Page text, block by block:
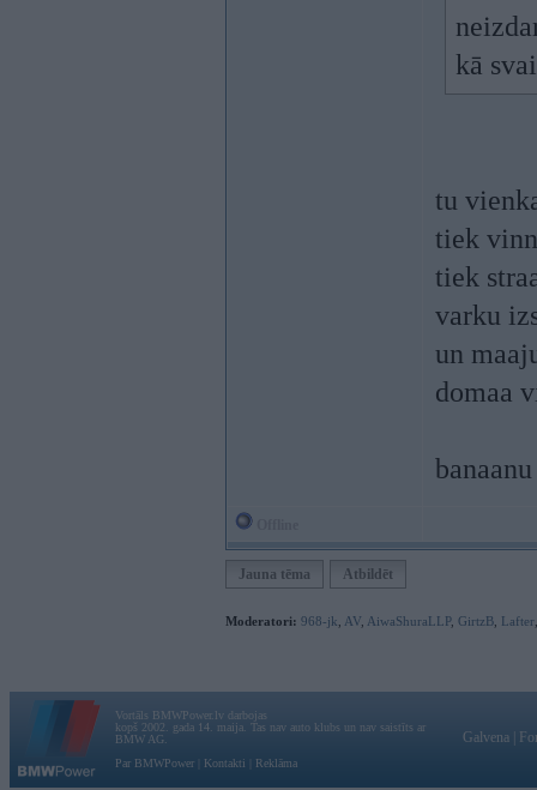
kā
tu
tiek
tiek
varku
un
domaa
Jauna tēma Atbildēt
Moderatori: 968-jk AV AiwaShuraLLP, GirtzB Lafter
Vortāls BMWPower.lv darbojas
kopš 2002. gada 14. maija. Tas nav auto klubs un nav saistīts ar
BMW AG.
Par BMWPower
Kontakti Reklāma
Galvena